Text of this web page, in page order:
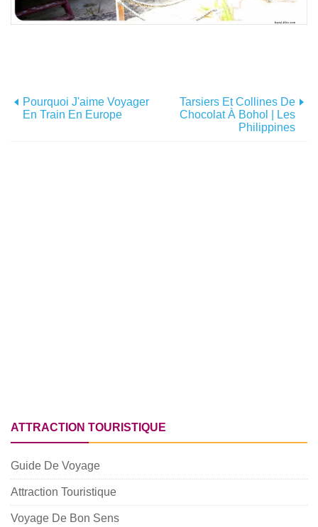
Pourquoi J'aime Voyager
En Train En Europe
Tarsiers Et Collines De
Chocolat À Bohol | Les
Philippines
ATTRACTION TOURISTIQUE
Guide De Voyage
Attraction Touristique
Voyage De Bon Sens